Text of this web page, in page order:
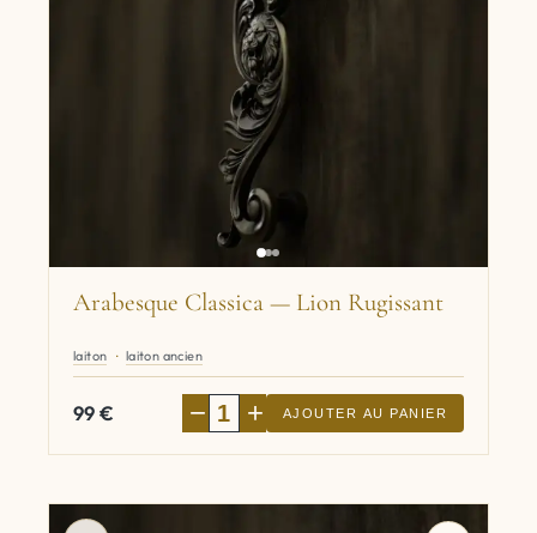
Arabesque Classica — Lion Rugissant
laiton laiton ancien
99€ − + AJOUTER AU PANIER